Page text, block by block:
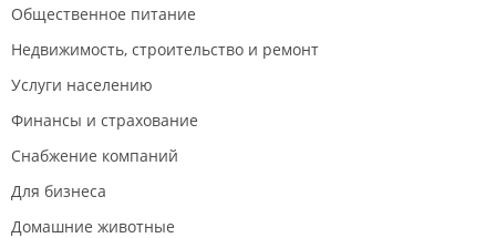
Общественное питание
Недвижимость, строительство и ремонт
Услуги населению
Финансы и страхование
Снабжение компаний
Для бизнеса
Домашние животные